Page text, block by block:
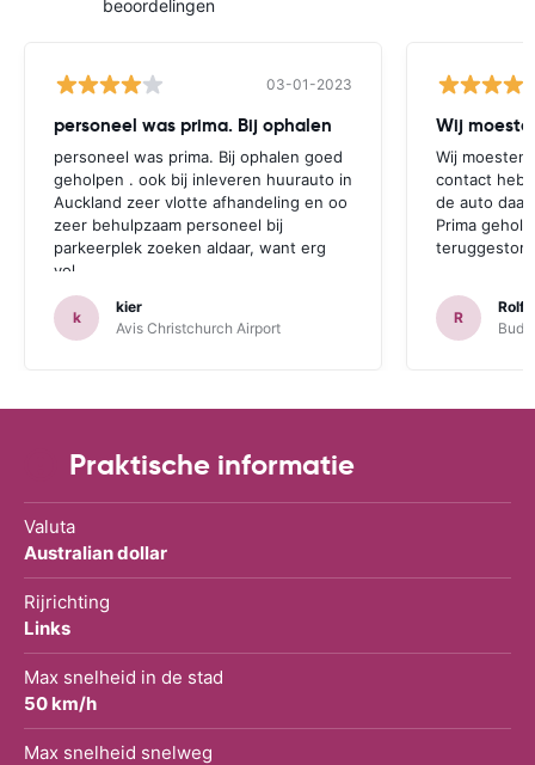
beoordelingen
03-01-2023
personeel was prima. Bij ophalen
personeel was prima. Bij ophalen goed
geholpen . ook bij inleveren huurauto in
Auckland zeer vlotte afhandeling en oo
zeer behulpzaam personeel bij
parkeerplek zoeken aldaar, want erg
vol.
k
kier
Avis Christchurch Airport
Wij
Wij moesten
contact
de auto
Prima
R
Rolf
Praktische informatie
Valuta
Australian dollar
Rijrichting
Links
Max snelheid in de stad
50 km/h
Max snelheid snelweg